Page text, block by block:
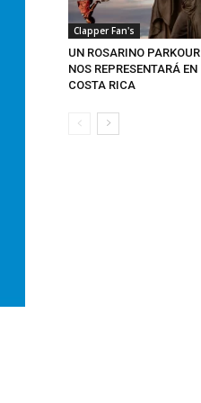
Clapper Fan's
UN ROSARINO PARKOUR
NOS REPRESENTARÁ EN
COSTA RICA